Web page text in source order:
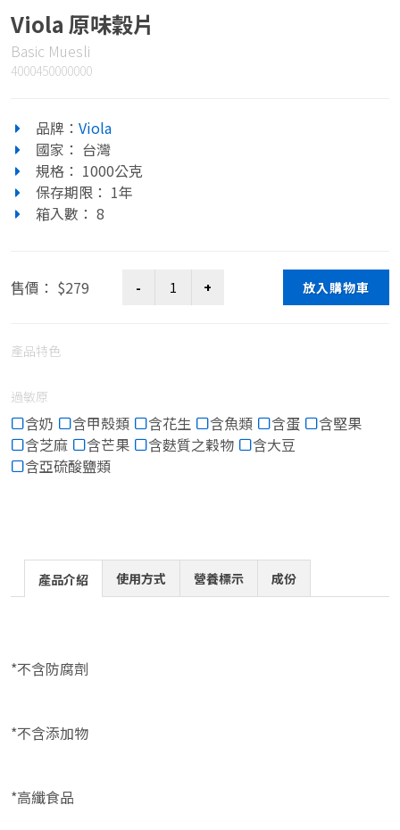
Viola 原味穀片
Basic Muesli
4000450000000
品牌： Viola
國家： 台灣
規格： 1000公克
保存期限： 1年
箱入數： 8
售價： $279 放入購物車
產品特色
過敏原
含奶 含甲殼類 含花生 含魚類 含蛋
含堅果
含芝麻
含芒果 含麩質之穀物
含大豆
含亞硫酸鹽類
產品介紹 使用方式 營養標示 成份
*不含防腐劑
*不含添加物
*高纖食品